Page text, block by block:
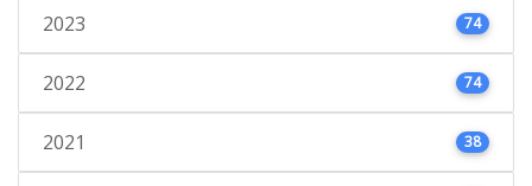
2023 74
2022 74
2021 38